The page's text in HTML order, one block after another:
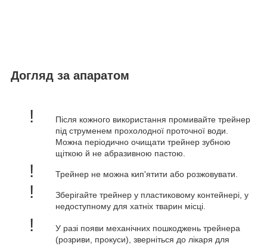
Догляд за апаратом
!
Після кожного використання промивайте трейнер
під струменем прохолодної проточної води.
Можна періодично очищати трейнер зубною
щіткою й не абразивною пастою.
! Трейнер не можна кип'ятити або розжовувати.
!
Зберігайте трейнер у пластиковому контейнері, у
недоступному для хатніх тварин місці.
!
У разі появи механічних пошкоджень трейнера
(розриви, прокуси), зверніться до лікаря для